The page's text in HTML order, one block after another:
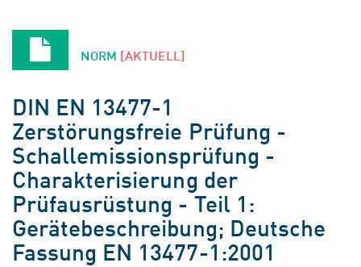
NORM [AKTUELL]
DIN EN 13477-1
Zerstörungsfreie Prüfung -
Schallemissionsprüfung -
Charakterisierung der
Prüfausrüstung - Teil 1:
Gerätebeschreibung; Deutsche
Fassung EN 13477-1:2001